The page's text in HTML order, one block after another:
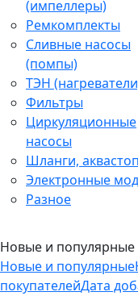
(импеллеры)
Ремкомплекты
Сливные насосы
(помпы)
ТЭН
Фильтры
Циркуляционные
насосы
Шланги,
Электронные
Разное
Новые и популярные
Новые и популярные
покупателейДата